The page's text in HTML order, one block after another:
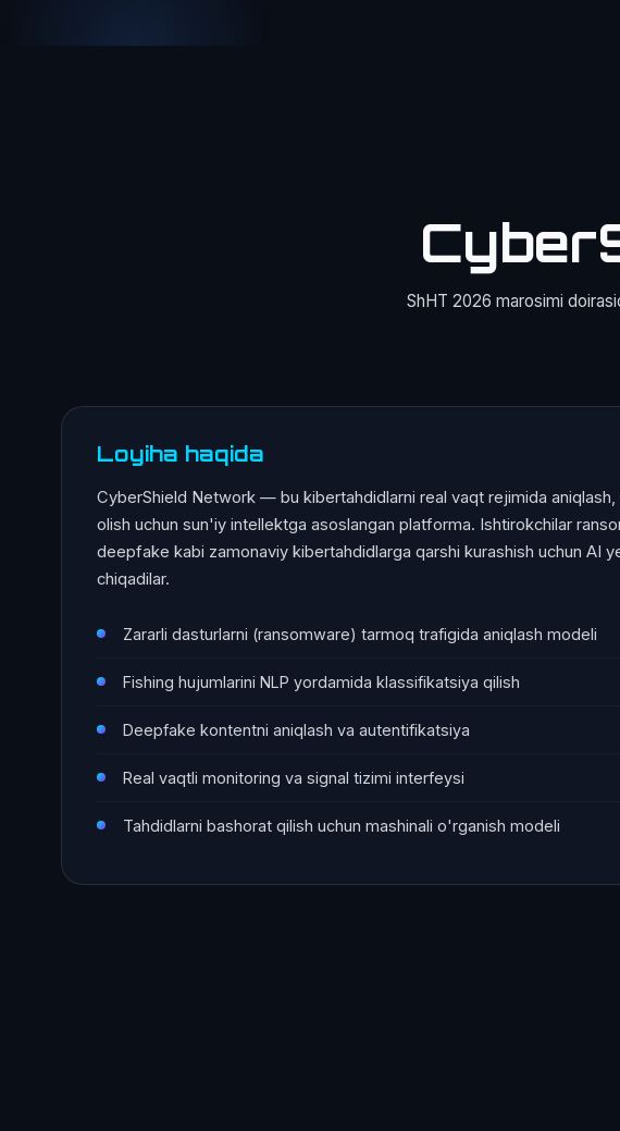
ShHT 2026 marosimi
Loyiha haqida
CyberShield Network — bu kibertahdidlarni real vaqt rejimida aniqlash,
olish uchun sun'iy intellektga asoslangan platforma. Ishtirokchilar
deepfake kabi zamonaviy kibertahdidlarga qarshi kurashish uchun AI
chiqadilar.
Zararli dasturlarni (ransomware) tarmoq trafigida aniqlash modeli
Fishing hujumlarini NLP yordamida klassifikatsiya qilish
Deepfake kontentni aniqlash va autentifikatsiya
Real vaqtli monitoring va signal tizimi interfeysi
Tahdidlarni bashorat qilish uchun mashinali o'rganish modeli